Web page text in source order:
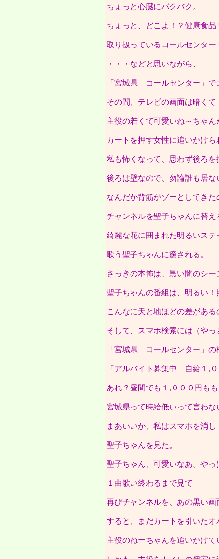
ちょっと心臓にバクバク。
ちょっと、どこよ！？健康食品
取り扱っているコールセンター
・・・などと思いながら、
「宮城県 コールセンター」で
その間、テレビの画面は暗くて
主役の若くて可愛いね～ちゃん
カートを押す女性に追いかけら
私も怖くなって、思わず後ろを
後ろは壁なので、勿論誰も居な
なんだか背筋がゾーとしてきた
チャンネルを聖子ちゃんに替え
綺麗な花に囲まれた明るいステ
歌う聖子ちゃんに癒される。
さっきの本怖は、黒い闇のシー
聖子ちゃんの番組は、明るい！
こんなに天と地ほどの差がある
そして、スマホ検索には（やっ
「宮城県 コールセンター」の
「アルバイト募集中 自給１,
あれ？昼間でも１,０００円も
宮城県って時給低いって言わな
まあいいか、私はスマホを消し
聖子ちゃんを見た。
聖子ちゃん、可愛いなあ。や
１曲歌い終わるまで見て
再びチャンネルを、あの黒い画
すると、まだカートを引いたオ
主役のねーちゃんを追いかけて